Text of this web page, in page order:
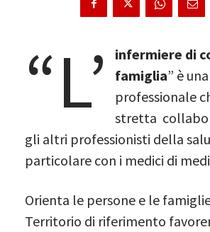
“L’
infermiere di
famiglia” è
professionale
stretta
gli altri professionisti della
particolare con i medici di
Orienta le persone e le
Territorio di riferimento